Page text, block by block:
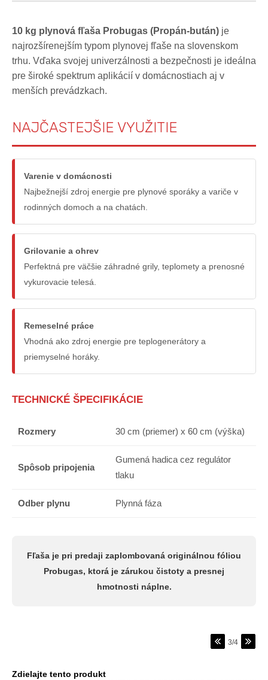
10 kg plynová fľaša Probugas (Propán-bután) je
najrozšírenejším typom plynovej fľaše na slovenskom
trhu. Vďaka svojej univerzálnosti a bezpečnosti je ideálna
pre široké spektrum aplikácií v domácnostiach aj v
menších prevádzkach.
NAJČASTEJŠIE VYUŽITIE
Varenie v domácnosti
Najbežnejší zdroj energie pre plynové sporáky a variče v
rodinných domoch a na chatách.
Grilovanie a ohrev
Perfektná pre väčšie záhradné grily, teplomety a prenosné
vykurovacie telesá.
Remeselné práce
Vhodná ako zdroj energie pre teplogenerátory a
priemyselné horáky.
TECHNICKÉ ŠPECIFIKÁCIE
Rozmery 30 cm (priemer) x 60 cm (výška)
Spôsob pripojenia
Gumená hadica cez regulátor
tlaku
Odber plynu Plynná fáza
Fľaša je pri predaji zaplombovaná originálnou fóliou
Probugas, ktorá je zárukou čistoty a presnej
hmotnosti náplne.
3/4
Zdielajte tento produkt